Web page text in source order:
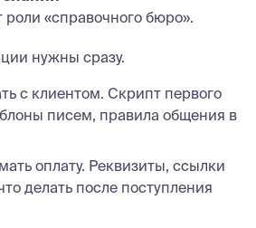
роли «справочного бюро».
нужны сразу.
с клиентом. Скрипт первого
писем, правила общения в
оплату. Реквизиты, ссылки
делать после поступления